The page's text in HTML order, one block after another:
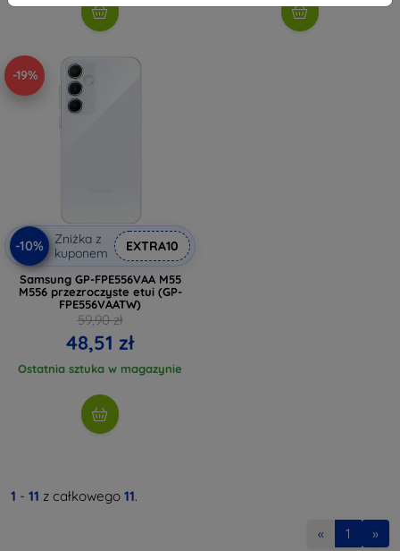
-19%
-10%
Zniżka z
kuponem
EXTRA10
Samsung GP-FPE556VAA M55
M556 przezroczyste etui (GP-
FPE556VAATW)
59,90 zł
48,51 zł
Ostatnia sztuka w magazynie
1 - 11 z całkowego 11.
« 1 »